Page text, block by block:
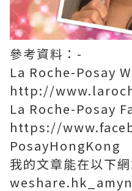
參考資料：-
La Roche-Posay
http://
La Roche-Posay
https://
PosayHongKong
我的文章能在以下網